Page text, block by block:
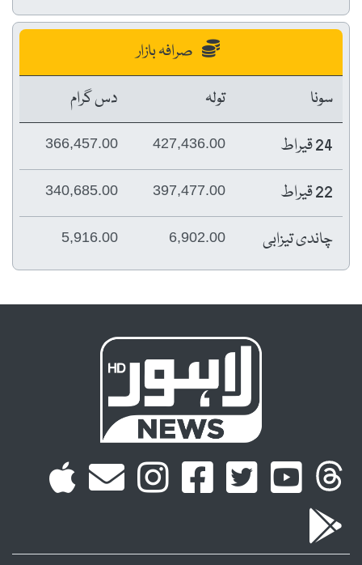
صرافہ بازار
سونا
تولہ
دس گرام
24 قیراط
427,436.00
366,457.00
22 قیراط 397,477.00
340,685.00
چاندی تیزابی 6,902.00
5,916.00